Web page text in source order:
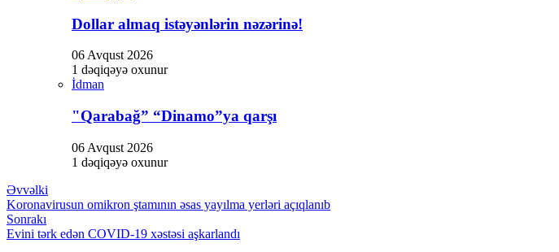
Dollar almaq istəyənlərin nəzərinə!
06 Avqust 2026
1 dəqiqəyə oxunur
İdman
"Qarabağ” “Dinamo”ya qarşı
06 Avqust 2026
1 dəqiqəyə oxunur
Əvvəlki
Koronavirusun omikron ştamının əsas yayılma yerləri açıqlanıb
Sonrakı
Evini tərk edən COVID-19 xəstəsi aşkarlandı